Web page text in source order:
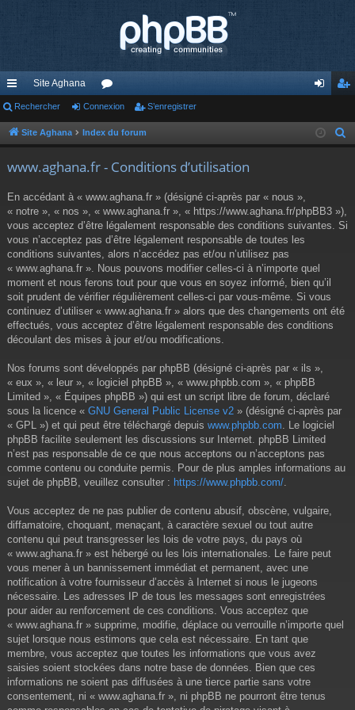
cc
ès
de
Site Aghana
or
u ne nr
r
Rechercher Connexion S’enregistrer
Site Aghana Index du forum
www.aghana.fr - Conditions d’utilisation
En accédant à « www.aghana.fr » (désigné ci-après par « nous »,
« notre », « nos », « www.aghana.fr », « https://www.aghana.fr/phpBB3 »),
vous acceptez d’être légalement responsable des conditions suivantes. Si
vous n’acceptez pas d’être légalement responsable de toutes les
conditions suivantes, alors n’accédez pas et/ou n’utilisez pas
« www.aghana.fr ». Nous pouvons modifier celles-ci à n’importe quel
moment et nous ferons tout pour que vous en soyez informé, bien qu’il
soit prudent de vérifier régulièrement celles-ci par vous-même. Si vous
continuez d’utiliser « www.aghana.fr » alors que des changements ont été
effectués, vous acceptez d’être légalement responsable des conditions
découlant des mises à jour et/ou modifications.
Nos forums sont développés par phpBB (désigné ci-après par « ils »,
« eux », « leur », « logiciel phpBB », « www.phpbb.com », « phpBB
Limited », « Équipes phpBB ») qui est un script libre de forum, déclaré
sous la licence « GNU General Public License v2 » (désigné ci-après par
« GPL ») et qui peut être téléchargé depuis www.phpbb.com . Le logiciel
phpBB facilite seulement les discussions sur Internet. phpBB Limited
n’est pas responsable de ce que nous acceptons ou n’acceptons pas
comme contenu ou conduite permis. Pour de plus amples informations au
sujet de phpBB, veuillez consulter : https://www.phpbb.com/
Vous acceptez de ne pas publier de contenu abusif, obscène, vulgaire,
diffamatoire, choquant, menaçant, à caractère sexuel ou tout autre
contenu qui peut transgresser les lois de votre pays, du pays où
« www.aghana.fr » est hébergé ou les lois internationales. Le faire peut
vous mener à un bannissement immédiat et permanent, avec une
notification à votre fournisseur d’accès à Internet si nous le jugeons
nécessaire. Les adresses IP de tous les messages sont enregistrées
pour aider au renforcement de ces conditions. Vous acceptez que
« www.aghana.fr » supprime, modifie, déplace ou verrouille n’importe quel
sujet lorsque nous estimons que cela est nécessaire. En tant que
membre, vous acceptez que toutes les informations que vous avez
saisies soient stockées dans notre base de données. Bien que ces
informations ne soient pas diffusées à une tierce partie sans votre
consentement, ni « www.aghana.fr », ni phpBB ne pourront être tenus